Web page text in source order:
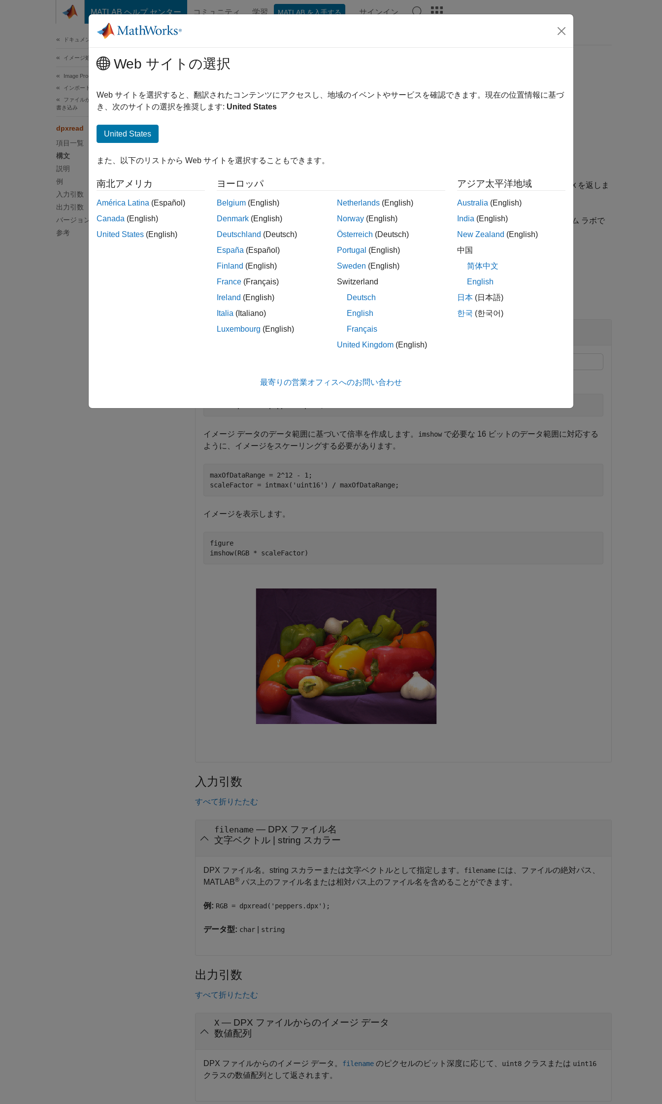
コンテンツへスキップ
MATLAB ヘルプ センター コミュニティ 学習 MATLAB を入手する サインイン
ドキュメンテーションのホーム
イメージ処理とコンピューター ビジョン
Image Processing Toolbox
インポート、エクスポートおよび変換
ファイルからのイメージ データの読み取りと
書き込み
dpxread
項目一覧
構文
説明
例
入力引数
出力引数
バージョン履歴
参考
dpxread
DPX イメージの読み取り
説明
= dpxread(filename で指定された DPX ファイルからイメージ データを読み取り、イメージ X を返しま
Digital Picture Exchange (DPX) は、デジタル インターミディエイト ポストプロダクションの施設やフィルム ラボで
静止イメージを格納する場合に一般に使用される ANSI 規格のファイル形式です。
すべて折りたたむ
12 ビット RGB イメージの読み取りと可視化
イメージ データのデータ範囲に基づいて倍率を作成します。 imshowで必要な 16 ビットのデータ範囲に対応する
ように、イメージをスケーリングする必要があります。
maxOfDataRange = 2^12 - 1;
scaleFactor = intmax( 'uint16' ) / maxOfDataRange;
イメージを表示します。
figure
imshow(RGB * scaleFactor)
入力引数
すべて折りたたむ
filename — DPX ファイル名
文字ベクトル
string スカラー
DPX ファイル名。string スカラーまたは文字ベクトルとして指定します。 filename には、ファイルの絶対パス、
MATLAB® パス上のファイル名または相対パス上のファイル名を含めることができます。
例: RGB = dpxread('peppers.dpx');
データ型: char string
出力引数
すべて折りたたむ
X — DPX ファイルからのイメージ データ
数値配列
DPX ファイルからのイメージ データ。 filename のピクセルのビット深度に応じて、 uint8 クラスまたは uint16
クラスの数値配列として返されます。
Web サイトの選択
Web サイトを選択すると、翻訳されたコンテンツにアクセスし、地域のイベントやサービスを確認できます。現在の位置情報に基づ
き、次のサイトの選択を推奨します: United States
United States
また、以下のリストから Web サイトを選択することもできます。
南北アメリカ
América Latina (Español)
Canada (English)
United States (English)
ヨーロッパ
Belgium (English)
Denmark (English)
Deutschland (Deutsch)
España (Español)
Finland (English)
France (Français)
Ireland (English)
Italia (Italiano)
Luxembourg (English)
Netherlands (English)
Norway (English)
Österreich (Deutsch)
Portugal (English)
Sweden (English)
Switzerland
Deutsch
English
Français
United Kingdom (English)
アジア太平洋地域
Australia (English)
India (English)
New Zealand (English)
中国
简体中文
English
日本 (日本語)
한국 (한국어)
最寄りの営業オフィスへのお問い合わせ